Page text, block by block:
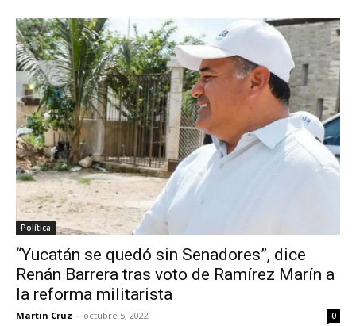
Política
“Yucatán se quedó sin Senadores”, dice
Renán Barrera tras voto de Ramírez Marín a
la reforma militarista
Martin Cruz - octubre 5, 2022 0